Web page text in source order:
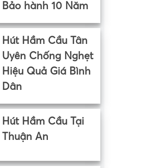
Bảo hành 10 Năm
Hút Hầm Cầu Tân
Uyên Chống Nghẹt
Hiệu Quả Giá Bình
Dân
Hút Hầm Cầu Tại
Thuận An